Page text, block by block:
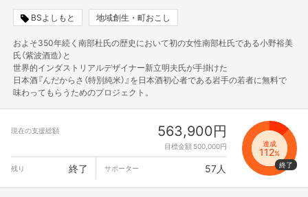
BSよしもと 地域創生・町おこし
およそ350年続く南部杜氏の歴史において初の女性南部杜氏である小野裕美
氏（紫波酒造）と
世界的インダストリアルデザイナー新立明夫氏が手掛けた
日本酒『んだからさ（特別純米）』を日本酒初心者である岩手の若者に無料で
味わってもらうためのプロジェクト。
現在の支援総額 563,900円
目標金額 500,000円 達成
112%
残り
終了 サポーター 57人